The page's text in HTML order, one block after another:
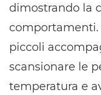
dimostrando la
comportamenti.
piccoli
scansionare le
temperatura e